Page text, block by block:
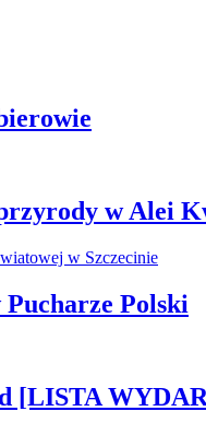
w Alei
Polski
[LISTA